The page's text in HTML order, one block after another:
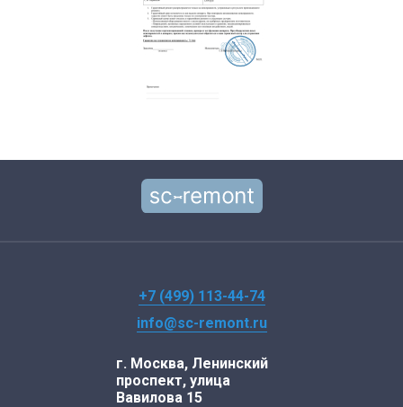
+7 (499) 113-44-74
info@sc-remont.ru
г. Москва, Ленинский
проспект, улица
Вавилова 15